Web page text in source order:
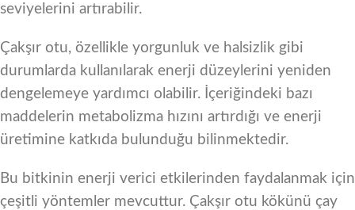
seviyelerini artırabilir.
Çakşır otu, özellikle yorgunluk ve halsizlik gibi
durumlarda kullanılarak enerji düzeylerini yeniden
dengelemeye yardımcı olabilir. İçeriğindeki bazı
maddelerin metabolizma hızını artırdığı ve enerji
üretimine katkıda bulunduğu bilinmektedir.
Bu bitkinin enerji verici etkilerinden faydalanmak için
çeşitli yöntemler mevcuttur. Çakşır otu kökünü çay